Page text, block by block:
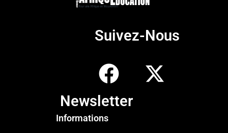
Suivez-Nous
Newsletter
Informations